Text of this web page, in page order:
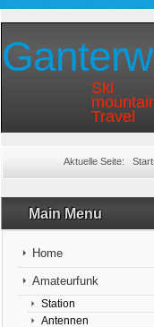
Ski
Travel
Aktuelle Seite:
Main Menu
Home
Amateurfunk
Station
Antennen